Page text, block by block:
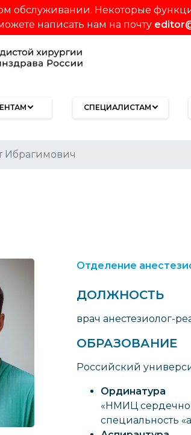
обслуживании. Некоторые
написать нам на почту
СПЕЦИАЛИСТАМ
Ибрагимович
Отделение
ДОЛЖНОСТЬ
врач анестезиолог-
ОБРАЗОВАНИЕ
Российский
Ординатура
«НМИЦ
специальность